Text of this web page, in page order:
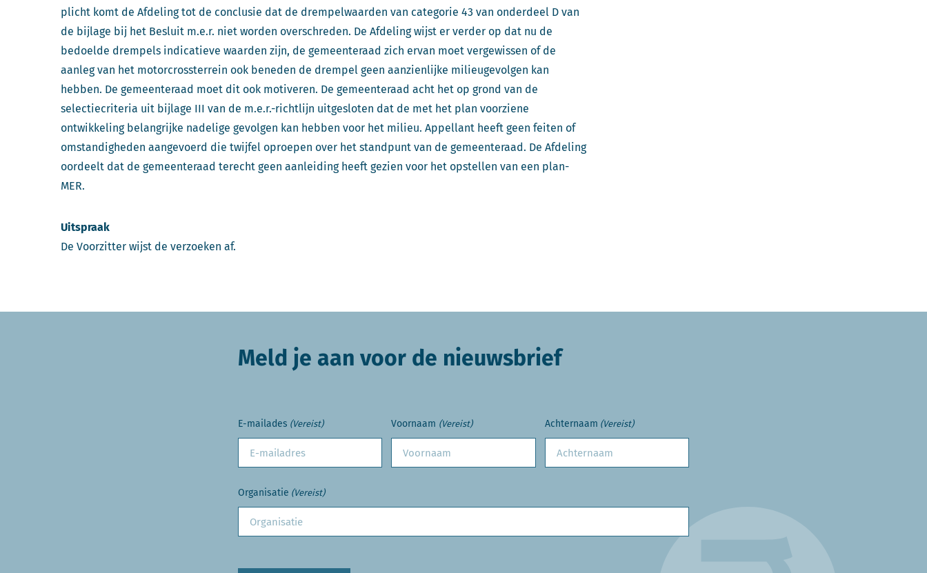
plicht komt de Afdeling tot de conclusie dat de drempelwaarden van categorie 43 van onderdeel D van
de bijlage bij het Besluit m.e.r. niet worden overschreden. De Afdeling wijst er verder op dat nu de
bedoelde drempels indicatieve waarden zijn, de gemeenteraad zich ervan moet vergewissen of de
aanleg van het motorcrossterrein ook beneden de drempel geen aanzienlijke milieugevolgen kan
hebben. De gemeenteraad moet dit ook motiveren. De gemeenteraad acht het op grond van de
selectiecriteria uit bijlage III van de m.e.r.-richtlijn uitgesloten dat de met het plan voorziene
ontwikkeling belangrijke nadelige gevolgen kan hebben voor het milieu. Appellant heeft geen feiten of
omstandigheden aangevoerd die twijfel oproepen over het standpunt van de gemeenteraad. De Afdeling
oordeelt dat de gemeenteraad terecht geen aanleiding heeft gezien voor het opstellen van een plan-
MER.
Uitspraak
De Voorzitter wijst de verzoeken af.
Meld je aan voor de nieuwsbrief
E-mailades (Vereist) Voornaam (Vereist) Achternaam (Vereist)
Organisatie (Vereist)